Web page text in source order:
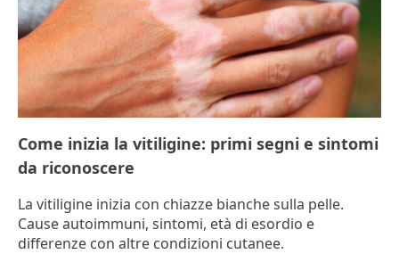
Come inizia la vitiligine: primi segni e sintomi
da riconoscere
La vitiligine inizia con chiazze bianche sulla pelle.
Cause autoimmuni, sintomi, età di esordio e
differenze con altre condizioni cutanee.